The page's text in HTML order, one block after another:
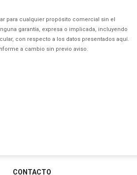
para cualquier propósito comercial sin el
garantía, expresa o implicada, incluyendo
con respecto a los datos presentados aquí.
a cambio sin previo aviso.
CONTACTO